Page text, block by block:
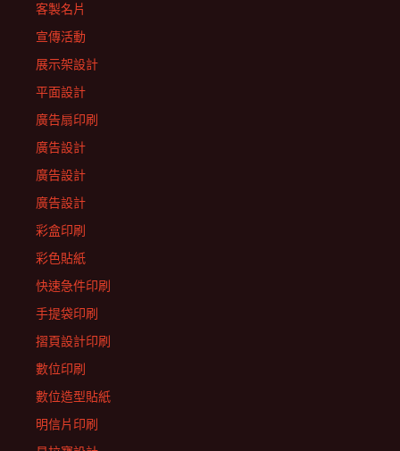
客製名片
宣傳活動
展示架設計
平面設計
廣告扇印刷
廣告設計
廣告設計
廣告設計
彩盒印刷
彩色貼紙
快速急件印刷
手提袋印刷
摺頁設計印刷
數位印刷
數位造型貼紙
明信片印刷